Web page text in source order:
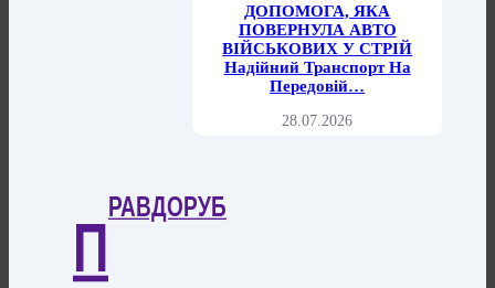
ДОПОМОГА, ЯКА
ПОВЕРНУЛА АВТО
ВІЙСЬКОВИХ У СТРІЙ
Надійний Транспорт На
Передовій…
28.07.2026
П
РАВДОРУБ